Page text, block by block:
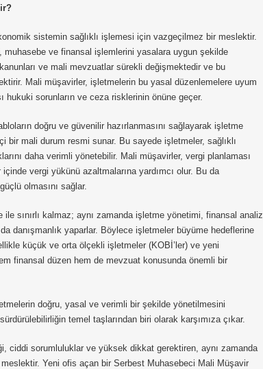
sistemin sağlıklı işlemesi için vazgeçilmez bir meslektir.
muhasebe ve finansal işlemlerini yasalara uygun şekilde
ve mali mevzuatlar sürekli değişmektedir ve bu
Mali müşavirler, işletmelerin bu yasal düzenlemelere uyum
hukuki sorunların ve ceza risklerinin önüne geçer.
doğru ve güvenilir hazırlanmasını sağlayarak işletme
bir mali durum resmi sunar. Bu sayede işletmeler, sağlıklı
daha verimli yönetebilir. Mali müşavirler, vergi planlaması
vergi yükünü azaltmalarına yardımcı olur. Bu da
olmasını sağlar.
sınırlı kalmaz; aynı zamanda işletme yönetimi, finansal analiz
danışmanlık yaparlar. Böylece işletmeler büyüme hedeflerine
küçük ve orta ölçekli işletmeler (KOBİ’ler) ve yeni
finansal düzen hem de mevzuat konusunda önemli bir
doğru, yasal ve verimli bir şekilde yönetilmesini
temel taşlarından biri olarak karşımıza çıkar.
ciddi sorumluluklar ve yüksek dikkat gerektiren, aynı zamanda
Yeni ofis açan bir Serbest Muhasebeci Mali Müşavir